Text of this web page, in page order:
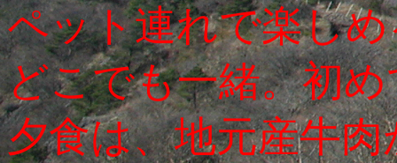
ペット連れで楽し
どこでも一緒。初
夕食は、地元産牛